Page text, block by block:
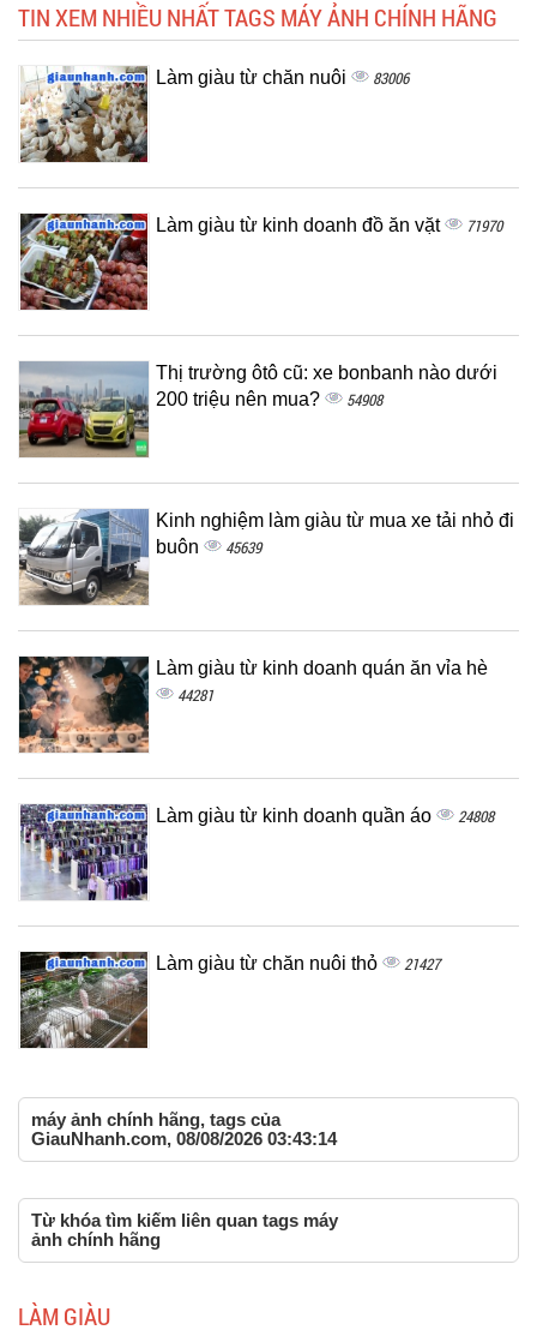
TIN XEM NHIỀU NHẤT TAGS MÁY ẢNH CHÍNH HÃNG
Làm giàu từ chăn nuôi 83006
Làm giàu từ kinh doanh đồ ăn vặt 71970
Thị trường ôtô cũ: xe bonbanh nào dưới
200 triệu nên mua?
54908
Kinh nghiệm làm giàu từ mua xe tải nhỏ đi
buôn
45639
Làm giàu từ kinh doanh quán ăn vỉa hè
44281
Làm giàu từ kinh doanh quần áo 24808
Làm giàu từ chăn nuôi thỏ 21427
máy ảnh chính hãng, tags của
GiauNhanh.com, 08/08/2026 03:43:14
Từ khóa tìm kiếm liên quan tags máy
ảnh chính hãng
LÀM GIÀU